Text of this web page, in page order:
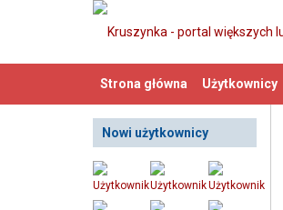
Strona główna Użytkownicy
Nowi użytkownicy